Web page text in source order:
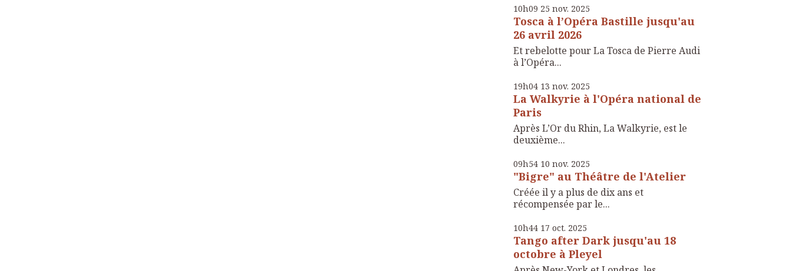
10h09 25 nov. 2025
Tosca à l’Opéra Bastille jusqu'au
26 avril 2026
Et rebelotte pour La Tosca de Pierre Audi
à l’Opéra...
19h04 13 nov. 2025
La Walkyrie à l'Opéra national de
Paris
Après L’Or du Rhin, La Walkyrie, est le
deuxième...
09h54 10 nov. 2025
"Bigre" au Théâtre de l'Atelier
Créée il y a plus de dix ans et
récompensée par le...
10h44 17 oct. 2025
Tango after Dark jusqu'au 18
octobre à Pleyel